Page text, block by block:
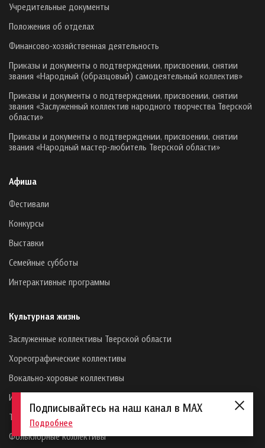
Учредительные документы
Положения об отделах
Финансово-хозяйственная деятельность
Приказы и документы о подтверждении, присвоении, снятии
звания «Народный (образцовый) самодеятельный коллектив»
Приказы и документы о подтверждении, присвоении, снятии
звания «Заслуженный коллектив народного творчества Тверской
области»
Приказы и документы о подтверждении, присвоении, снятии
звания «Народный мастер-любитель Тверской области»
Афиша
Фестивали
Конкурсы
Выставки
Семейные субботы
Интерактивные программы
Культурная жизнь
Заслуженные коллективы Тверской области
Хореографические коллективы
Вокально-хоровые коллективы
Инструментальные коллективы
Театральные и цирковые коллективы
Фольклорные коллективы
Подписывайтесь на наш канал в MAX
Подробнее